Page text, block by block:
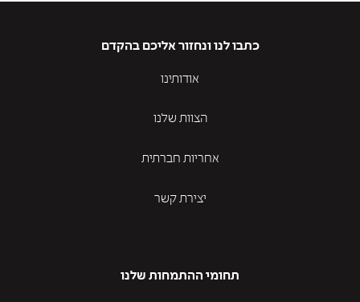
כתבו לנו ונחזור אליכם בהקדם
אודותינו
הצוות שלנו
אחריות חברתית
יצירת קשר
תחומי ההתמחות שלנו